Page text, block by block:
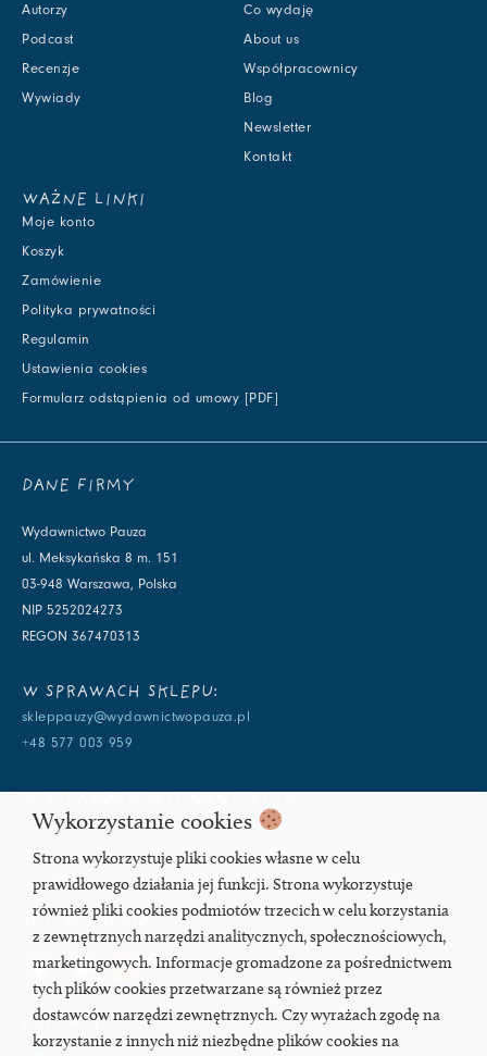
Autorzy
Podcast
Recenzje
Wywiady
Co wydaję
About us
Współpracownicy
Blog
Newsletter
Kontakt
WAŻNE LINKI
Moje konto
Koszyk
Zamówienie
Polityka prywatności
Regulamin
Ustawienia cookies
Formularz odstąpienia od umowy [PDF]
DANE FIRMY
Wydawnictwo Pauza
ul. Meksykańska 8 m. 151
03-948 Warszawa, Polska
NIP 5252024273
REGON 367470313
W SPRAWACH SKLEPU:
skleppauzy@wydawnictwopauza.pl
+48 577 003 959
info@wydawnictwopauza.pl
+48 501 177 119 (czynny w dni powszednie w godzinach 11-15,
proszę o wysłanie wiadomości SMS, gdybym nie odbierała)
SOCIAL MEDIA
PODCAST
Wykorzystanie cookies
Strona wykorzystuje pliki cookies własne w celu
prawidłowego działania jej funkcji. Strona wykorzystuje
również pliki cookies podmiotów trzecich w celu korzystania
z zewnętrznych narzędzi analitycznych, społecznościowych,
marketingowych. Informacje gromadzone za pośrednictwem
tych plików cookies przetwarzane są również przez
dostawców narzędzi zewnętrznych. Czy wyrażach zgodę na
korzystanie z innych niż niezbędne plików cookies na